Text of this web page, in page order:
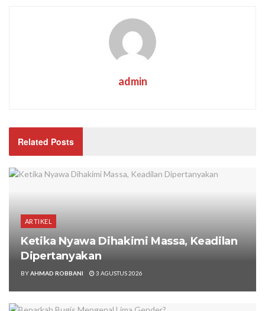
admin
Related Posts
ARTIKEL
Ketika Nyawa Dihakimi Massa, Keadilan
Dipertanyakan
BYAHMAD ROBBANI 3 AGUSTUS 2026